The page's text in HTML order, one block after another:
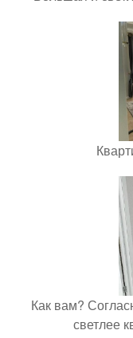
Как вам?
светлее